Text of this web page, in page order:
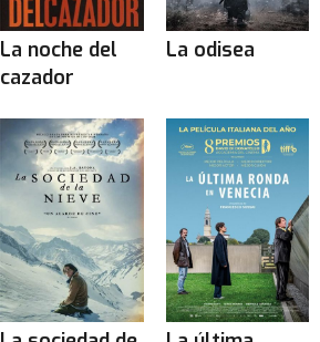
La noche del
cazador
La odisea